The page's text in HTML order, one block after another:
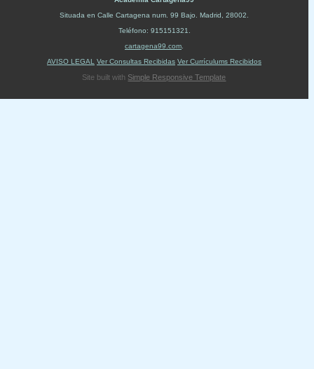
Situada en Calle Cartagena num. 99 Bajo Madrid 28002
Teléfono: 915151321
cartagena99.com
AVISO LEGAL
Ver Consultas Recibidas Ver Currículums Recibidos
Site built with Simple Responsive Template